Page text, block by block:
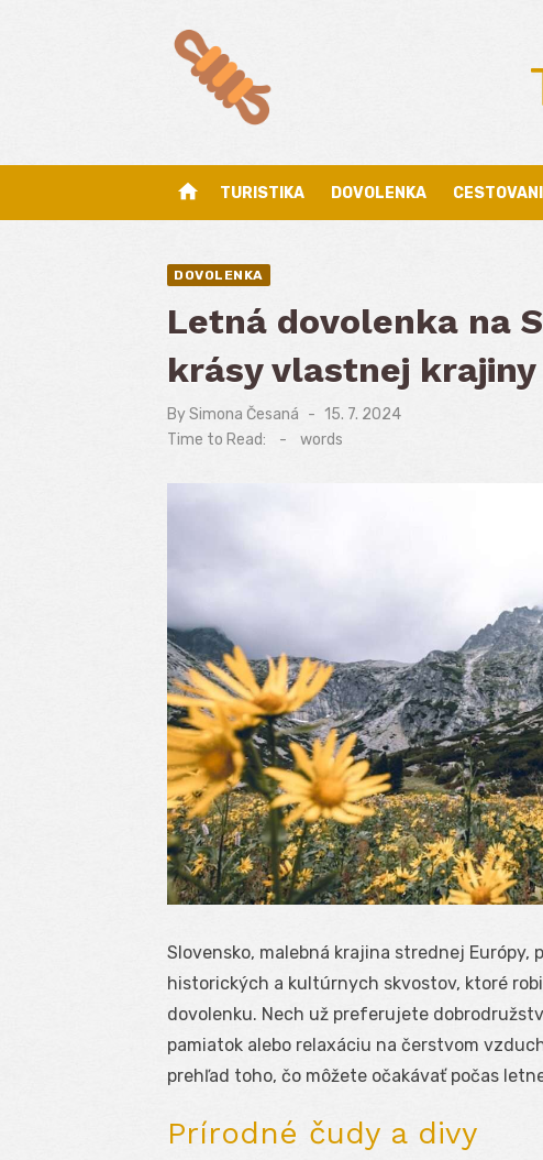
home TURISTIKA DOVOLENKA
DOVOLENKA
Letná dovolenka na
krásy vlastnej krajiny
BySimona Česaná
Posted
on
15. 7. 2024
Time to Read:
- words
Slovensko, malebná krajina strednej
historických a kultúrnych skvostov, ktoré
dovolenku. Nech už preferujete
pamiatok alebo relaxáciu na čerstvom
prehľad toho, čo môžete očakávať počas
Prírodné čudy a divy